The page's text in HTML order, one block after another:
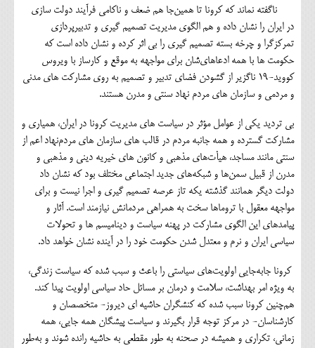
ناگفته نماند که کرونا تا همین‌جا هم ضعف و ناکامی فرآیند دولت سازی
در ایران را نشان داده و هم الگوی مدیریت تصمیم گیری و تدبیرپردازی
تمرکزگرا و چرخه بسته تصمیم گیری را بی اثر کرده و نشان داده است که
حکومت ها با همه ادعاهای‌شان برای مواجهه به موقع و کارساز با ویروس
کووید-19 ناگزیر از گشودن فضای تدبیر و تصمیم به روی مشارکت های مدنی
و مردمی و سازمان های مردم نهاد سنتی و مدرن هستند.
بی تردید یکی از عوامل مؤثر در سیاست های مدیریت کرونا در ایران، همیاری و
مشارکت گسترده و همه جانبه مردم در قالب های سازمان های مردم‌نهاد اعم از
سنتی مانند مساجد، هیأت‌های مذهبی و کانون های خیریه دینی و مذهبی و
مدرن از قبیل سمن‌ها و شبکه‌های جدید اجتماعی مختلف بود که نشان داد
دولت دیگر همانند گذشته یکه تاز عرصه تصمیم گیری و اجرا نیست و برای
مواجهه معقول با تروماها سخت به همراهی مردمانش نیازمند است. آثار و
پیامدهای این الگوی مشارکت در پهنه سیاست و دینامیسم ها و تحولات
سیاسی ایران و نرم و معتدل شدن حکومت خود را در آینده نشان خواهد داد.
کرونا جابه‌جایی اولویت‌های سیاستی را باعث و سبب شده که سیاست زندگی،
به ویژه امر بهداشت، سلامت و درمان بر مسائل حاد سیاسی اولویت پیدا کند.
هم‌چنین کرونا سبب شده که کنشگران حاشیه ای دیروز- متخصصان و
کارشناسان- در مرکز توجه قرار بگیرند و سیاست پیشگان همه جایی، همه
زمانی، تکراری و همیشه در صحنه به طور مقطعی به حاشیه رانده شوند و به‌طور